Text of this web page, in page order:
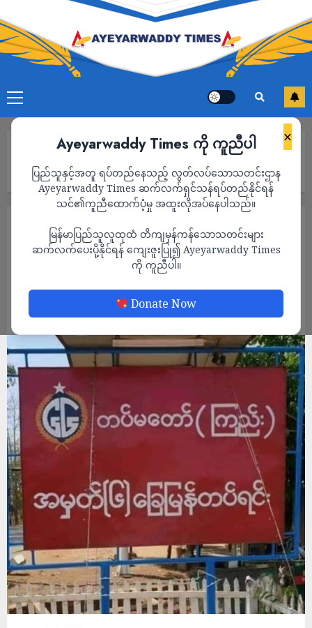
×
Ayeyarwaddy Times ကို ကူညီပါ
ပြည်သူနှင့်အတူ ရပ်တည်နေသည့် လွတ်လပ်သောသတင်းဌာန
Ayeyarwaddy Times ဆက်လက်ရှင်သန်ရပ်တည်နိုင်ရန်
သင်၏ကူညီထောက်ပံ့မှု အထူးလိုအပ်နေပါသည်။
မြန်မာပြည်သူလူထုထံ တိကျမှန်ကန်သောသတင်းများ
ဆက်လက်ပေးပို့နိုင်ရန် ကျေးဇူးပြု၍ Ayeyarwaddy Times
ကို ကူညီပါ။
Donate Now
စောင့်ဆိုင်းတိုက်ခိုက်ခြင်းခံရ၍ ဗိုလ်ကြီးအပါအဝင် ၂ဦး သေဆုံး
အုတ်ဖို ခမရ-၆ တပ်ရင်းမှ ထွက်လာသည့် စစ်
ကောင်စီတပ်ဖွဲဝင်များ စောင့်ဆိုင်းတိုက်ခိုက်ခြင်း
ခံရ၍ ဗိုလ်ကြီးအပါအဝင် ၂ဦး သေဆုံး
ADMIN DECEMBER 6, 2024